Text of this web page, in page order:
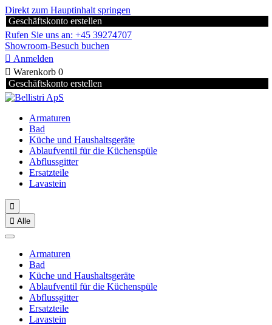
Direkt zum Hauptinhalt springen
Geschäftskonto erstellen
Rufen Sie uns an: +45 39274707
Showroom-Besuch buchen
 Anmelden
 Warenkorb 0
Geschäftskonto erstellen
Armaturen
Bad
Küche und Haushaltsgeräte
Ablaufventil für die Küchenspüle
Abflussgitter
Ersatzteile
Lavastein

 Alle
Armaturen
Bad
Küche und Haushaltsgeräte
Ablaufventil für die Küchenspüle
Abflussgitter
Ersatzteile
Lavastein